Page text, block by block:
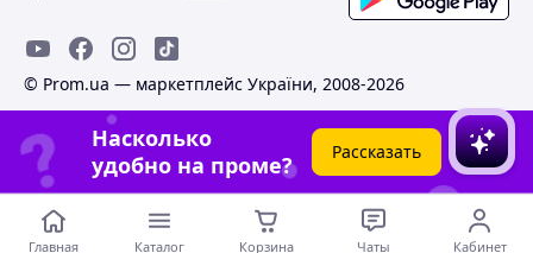
© Prom.ua — маркетплейс України, 2008-2026
Насколько
удобно на проме?
Рассказать
Главная Каталог Корзина Чаты Кабинет